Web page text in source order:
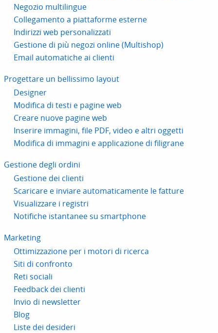
Negozio multilingue
Collegamento a piattaforme esterne
Indirizzi web personalizzati
Gestione di più negozi online (Multishop)
Email automatiche ai clienti
Progettare un bellissimo layout
Designer
Modifica di testi e pagine web
Creare nuove pagine web
Inserire immagini, file PDF, video e altri oggetti
Modifica di immagini e applicazione di filigrane
Gestione degli ordini
Gestione dei clienti
Scaricare e inviare automaticamente le fatture
Visualizzare i registri
Notifiche istantanee su smartphone
Marketing
Ottimizzazione per i motori di ricerca
Siti di confronto
Reti sociali
Feedback dei clienti
Invio di newsletter
Blog
Liste dei desideri